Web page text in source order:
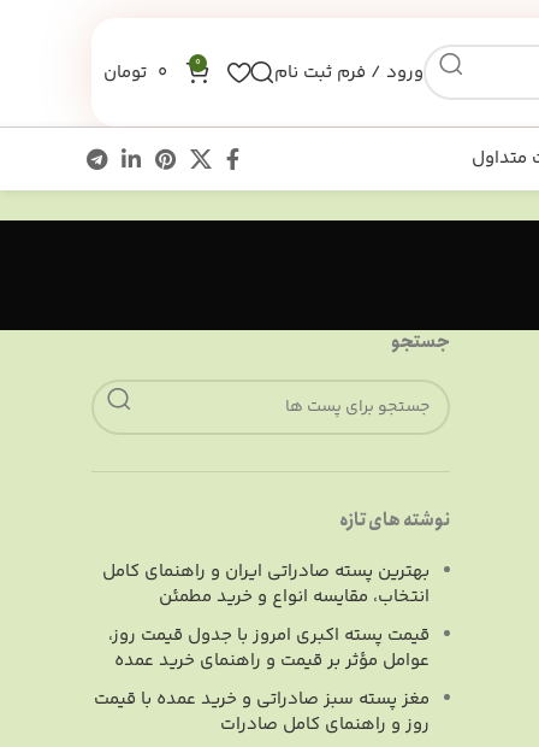
ورود / فرم ثبت نام 0
0 تومان
متداول
جستجو
نوشته های تازه
بهترین پسته صادراتی ایران و راهنمای کامل
انتخاب، مقایسه انواع و خرید مطمئن
قیمت پسته اکبری امروز با جدول قیمت روز،
عوامل مؤثر بر قیمت و راهنمای خرید عمده
مغز پسته سبز صادراتی و خرید عمده با قیمت
روز و راهنمای کامل صادرات